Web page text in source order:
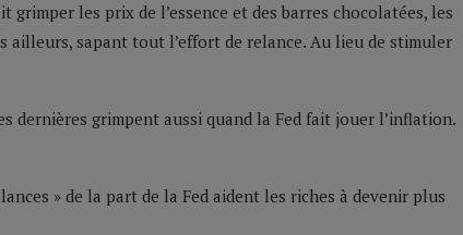
les prix de l’essence et des barres chocolatées, les
ailleurs, sapant tout l’effort de relance. Au lieu de stimuler
dernières grimpent aussi quand la Fed fait jouer l’inflation.
» de la part de la Fed aident les riches à devenir plus